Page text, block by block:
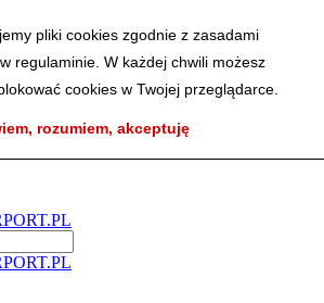
pliki cookies zgodnie z zasadami
regulaminie. W każdej chwili możesz
cookies w Twojej przeglądarce.
rozumiem, akceptuję
głównego
dolnego
strony